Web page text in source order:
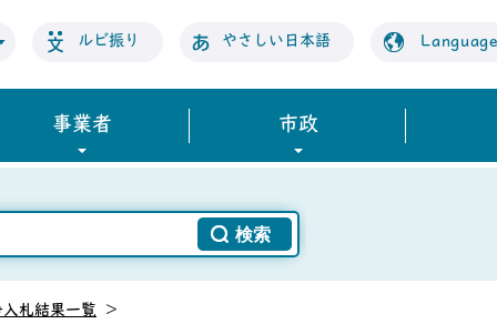
ルビ振り やさしい日本語 Language
事業者 市政
札結果一覧 >